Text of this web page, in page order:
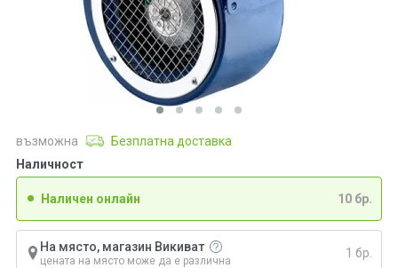
възможна
Безплатна доставка
Наличност
Наличен онлайн 10 бр.
На място, магазин Викиват
цената на място може да е различна
1 бр.